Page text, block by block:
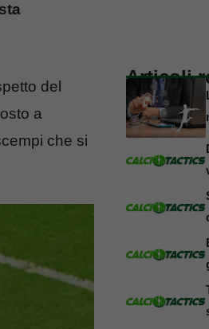
del
a
che si
Articoli